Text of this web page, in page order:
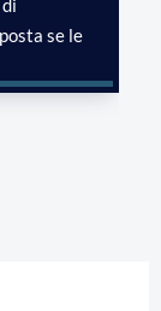
se le